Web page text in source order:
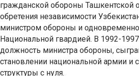
гражданской обороны Ташкентской
обретения независимости
министром обороны и
Национальной гвардией. В 1992-
должность министра обороны,
становлении национальной армии и
структуры с нуля.